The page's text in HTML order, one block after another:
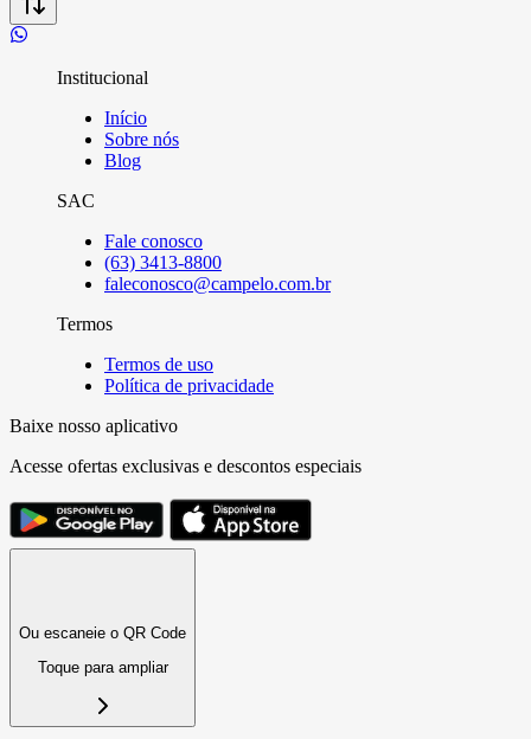
Institucional
Início
Sobre nós
Blog
SAC
Fale conosco
(63) 3413-8800
faleconosco@campelo.com.br
Termos
Termos de uso
Política de privacidade
Baixe nosso aplicativo
Acesse ofertas exclusivas e descontos especiais
Ou escaneie o QR Code
Toque para ampliar